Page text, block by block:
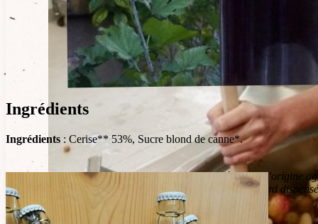
Ingrédients
Ingrédients : Cerise** 53%, Sucre blond de canne*.
*Issus de l’agriculture bio-logique. 47% des ingré-dients d’origine
**Issue de vergers familiaux du piémont des Vosges du Nord
Conseils de dégustation